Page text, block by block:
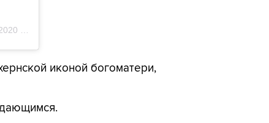
PDT
иконой богоматери,